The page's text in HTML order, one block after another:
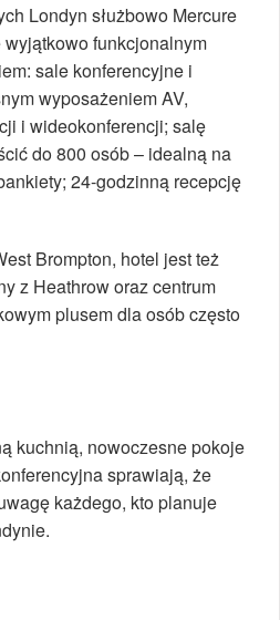
Londyn służbowo Mercure
funkcjonalnym
sale konferencyjne i
wyposażeniem AV,
i wideokonferencji; salę
do 800 osób – idealną na
24-godzinną recepcję
Brompton, hotel jest też
z Heathrow oraz centrum
plusem dla osób często
kuchnią, nowoczesne pokoje
sprawiają, że
każdego, kto planuje